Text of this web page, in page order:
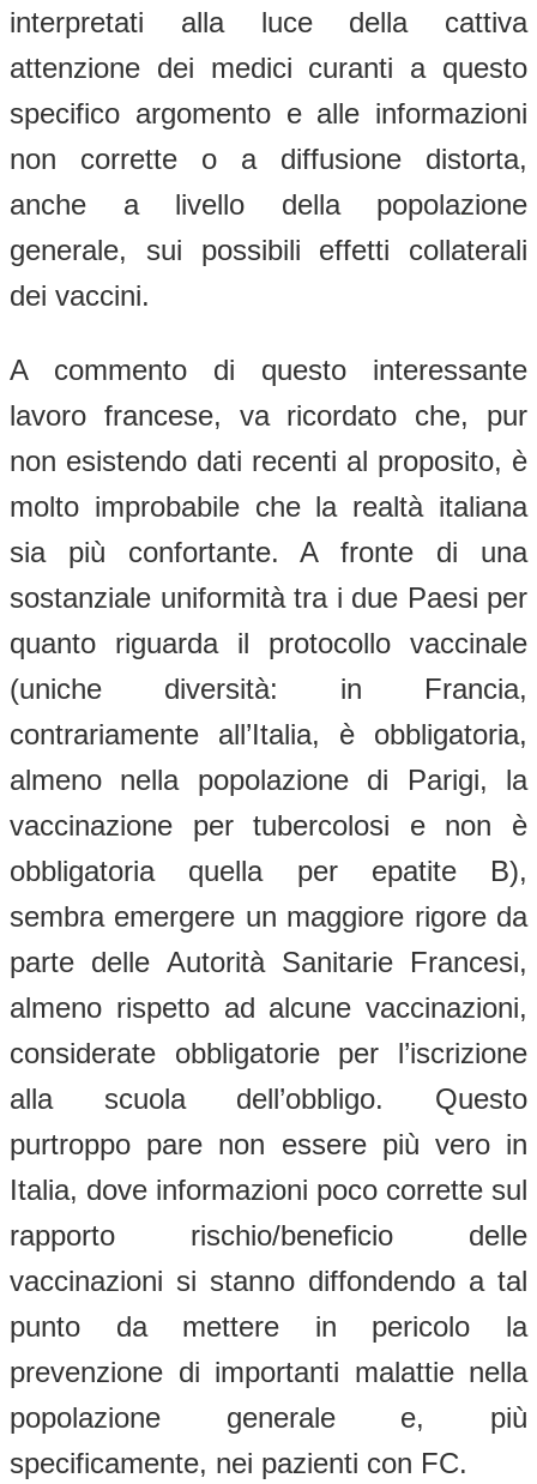
interpretati alla luce della cattiva
attenzione dei medici curanti a questo
specifico argomento e alle informazioni
non corrette o a diffusione distorta,
anche a livello della popolazione
generale, sui possibili effetti collaterali
dei vaccini.
A commento di questo interessante
lavoro francese, va ricordato che, pur
non esistendo dati recenti al proposito, è
molto improbabile che la realtà italiana
sia più confortante. A fronte di una
sostanziale uniformità tra i due Paesi per
quanto riguarda il protocollo vaccinale
(uniche diversità: in Francia,
contrariamente all’Italia, è obbligatoria,
almeno nella popolazione di Parigi, la
vaccinazione per tubercolosi e non è
obbligatoria quella per epatite B),
sembra emergere un maggiore rigore da
parte delle Autorità Sanitarie Francesi,
almeno rispetto ad alcune vaccinazioni,
considerate obbligatorie per l’iscrizione
alla scuola dell’obbligo. Questo
purtroppo pare non essere più vero in
Italia, dove informazioni poco corrette sul
rapporto rischio/beneficio delle
vaccinazioni si stanno diffondendo a tal
punto da mettere in pericolo la
prevenzione di importanti malattie nella
popolazione generale e, più
specificamente, nei pazienti con FC.